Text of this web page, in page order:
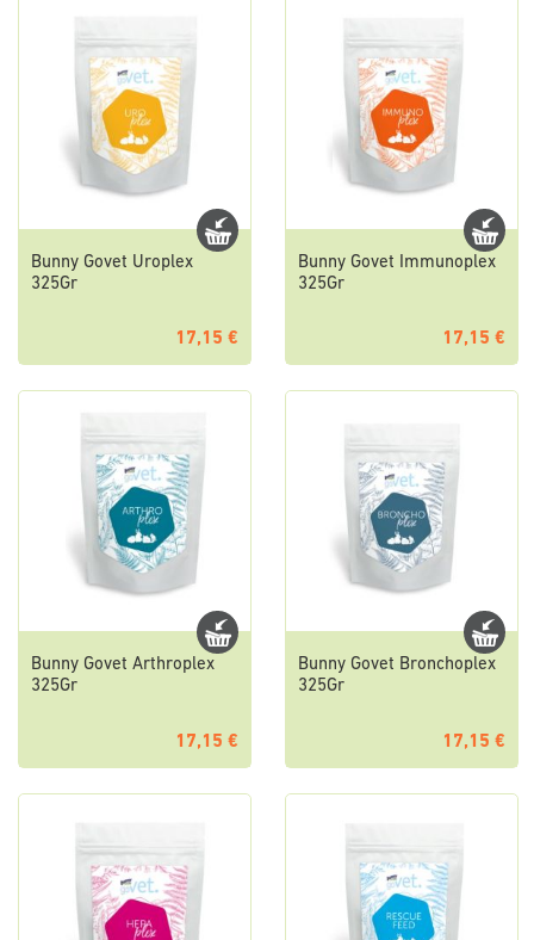
Bunny Govet Uroplex
325Gr
17,15 €
Bunny Govet Immunoplex
325Gr
17,15 €
Bunny Govet Arthroplex
325Gr
17,15 €
Bunny Govet Bronchoplex
325Gr
17,15 €